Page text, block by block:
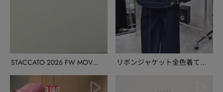
STACCATO 2026 FW MOV...
リボンジャケット全色着てみ